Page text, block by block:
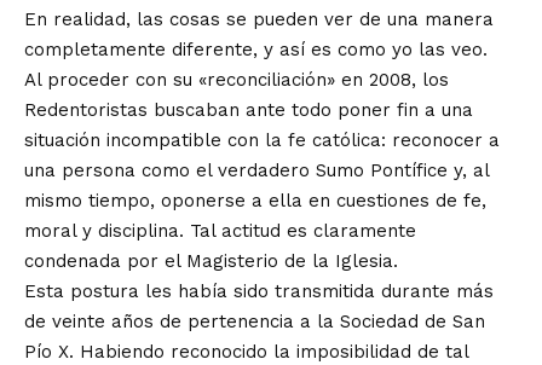
En realidad, las cosas se pueden ver de una manera
completamente diferente, y así es como yo las veo.
Al proceder con su «reconciliación» en 2008, los
Redentoristas buscaban ante todo poner fin a una
situación incompatible con la fe católica: reconocer a
una persona como el verdadero Sumo Pontífice y, al
mismo tiempo, oponerse a ella en cuestiones de fe,
moral y disciplina. Tal actitud es claramente
condenada por el Magisterio de la Iglesia.
Esta postura les había sido transmitida durante más
de veinte años de pertenencia a la Sociedad de San
Pío X. Habiendo reconocido la imposibilidad de tal